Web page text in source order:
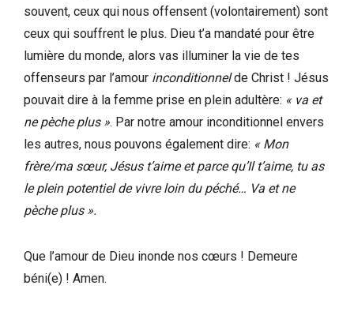
souvent, ceux qui nous offensent (volontairement) sont
ceux qui souffrent le plus. Dieu t’a mandaté pour être
lumière du monde, alors vas illuminer la vie de tes
offenseurs par l’amour inconditionnelde Christ ! Jésus
pouvait dire à la femme prise en plein adultère: « va et
ne pèche plus ». Par notre amour inconditionnel envers
les autres, nous pouvons également dire: « Mon
frère/ma sœur, Jésus t’aime et parce qu’Il t’aime, tu as
le plein potentiel de vivre loin du péché… Va et ne
pèche plus ».
Que l’amour de Dieu inonde nos cœurs ! Demeure
béni(e) ! Amen.